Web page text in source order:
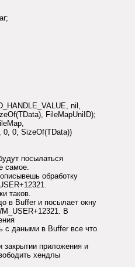
nil,
FileMapUniID);
0, 0, SizeOf(TData))
посылаться
самое.
обработку
таков.
в Buffer и посылает окну
В
с даными в Buffer все что
приложения и
хендлы